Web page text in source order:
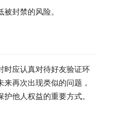
封禁的风险。
时应认真对待好友验证环
再次出现类似的问题，
他人权益的重要方式。